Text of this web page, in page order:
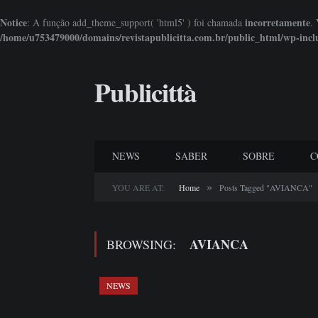
Notice: A função add_theme_support( 'html5' ) foi chamada incorretamente.
/home/u753479000/domains/revistapublicitta.com.br/public_html/wp-
Publicittà
NEWS SABER SOBRE
YOU ARE AT: Home » Posts Tagged "AVIANCA"
BROWSING: AVIANCA
NEWS